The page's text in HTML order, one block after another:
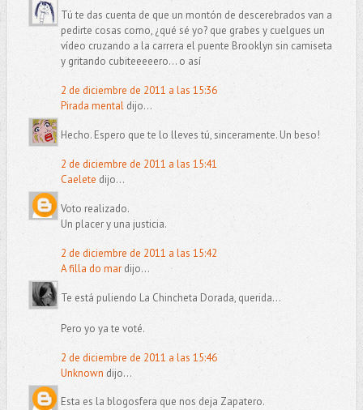
Tú te das cuenta de que un montón de descerebrados van a
pedirte cosas como, ¿qué sé yo? que grabes y cuelgues un
vídeo cruzando a la carrera el puente Brooklyn sin camiseta
y gritando cubiteeeeero... o así
2 de diciembre de 2011 a las 15:36
Pirada mentaldijo...
Hecho. Espero que te lo lleves tú, sinceramente. Un beso!
2 de diciembre de 2011 a las 15:41
Caelete dijo...
Voto realizado.
Un placer y una justicia.
2 de diciembre de 2011 a las 15:42
A filla do mardijo...
Te está puliendo La Chincheta Dorada, querida...
Pero yo ya te voté.
2 de diciembre de 2011 a las 15:46
Unknown dijo...
Esta es la blogosfera que nos deja Zapatero.